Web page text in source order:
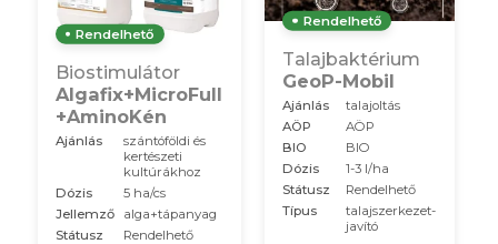
Rendelhető
Biostimulátor
Algafix+MicroFull
+AminoKén
Ajánlás
szántóföldi és
kertészeti
kultúrákhoz
Dózis
5 ha/cs
Jellemző
alga+tápanyag
Státusz
Rendelhető
Rendelhető
Talajbaktérium
GeoP-Mobil
Ajánlás
talajoltás
AÖP
AÖP
BIO
BIO
Dózis
1-3 l/ha
Státusz
Rendelhető
Típus
talajszerkezet-
javító